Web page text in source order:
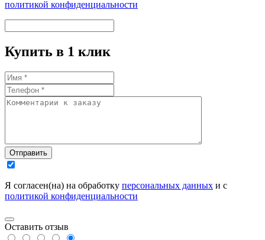
политикой конфиденциальности
Купить в 1 клик
Отправить
Я согласен(на) на обработку персональных данных и с
политикой конфиденциальности
Оставить отзыв